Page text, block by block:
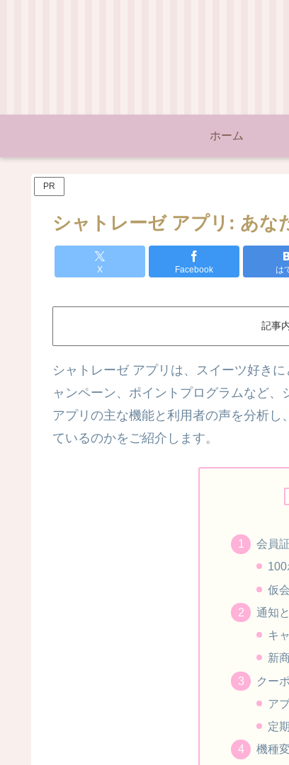
ホーム
PR
シャトレーゼ アプリ: あな
X Facebook は
記事
シャトレーゼ アプリは、スイーツ好き
ャンペーン、ポイントプログラムなど、
アプリの主な機能と利用者の声を分析
ているのかをご紹介します。
会員
仮
通知
キ
新
クー
ア
定
機種